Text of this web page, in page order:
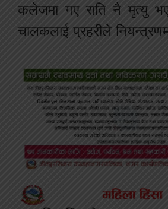
कलेजमा गए राति नै मृत्यु
चालकलाई प्रहरीले